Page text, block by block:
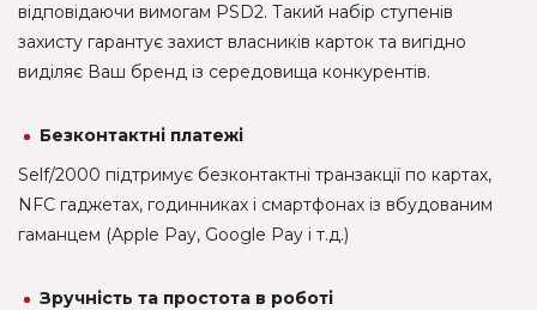
відповідаючи вимогам PSD2. Такий набір ступенів
захисту гарантує захист власників карток та вигідно
виділяє Ваш бренд із середовища конкурентів.
Безконтактні платежі
Self/2000 підтримує безконтактні транзакції по картах,
NFC гаджетах, годинниках і смартфонах із вбудованим
гаманцем (Apple Pay, Google Pay і т.д.)
Зручність та простота в роботі